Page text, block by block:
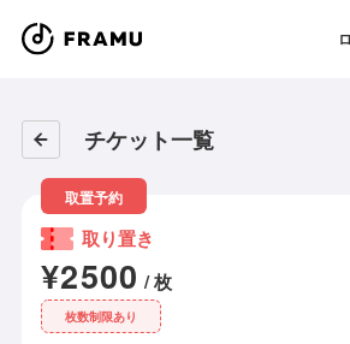
チケット一覧
取置予約
取り置き
¥2500 / 枚
枚数制限あり